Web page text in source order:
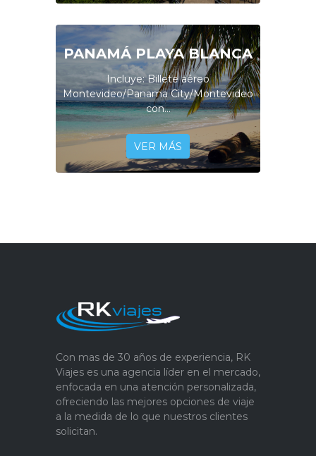
PANAMÁ PLAYA BLANCA
Incluye: Billete aéreo
Montevideo/Panama City/Montevideo
con...
VER MÁS
Con mas de 30 años de experiencia, RK
Viajes es una agencia líder en el mercado,
enfocada en una atención personalizada,
ofreciendo las mejores opciones de viaje
a la medida de lo que nuestros clientes
solicitan.